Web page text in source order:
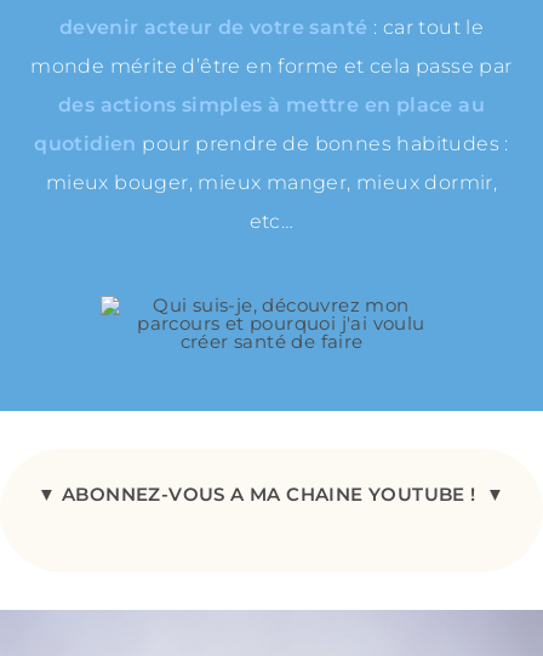
devenir acteur de votre santé : car tout le
monde mérite d’être en forme et cela passe par
des actions simples à mettre en place au
quotidien pour prendre de bonnes habitudes :
mieux bouger, mieux manger, mieux dormir,
etc…
▼ ABONNEZ-VOUS A MA CHAINE YOUTUBE ! ▼